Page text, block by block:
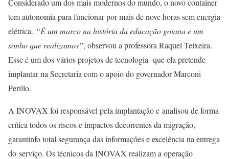
Considerado um dos mais modernos do mundo, o novo container
tem autonomia para funcionar por mais de nove horas sem energia
elétrica. “É um marco na história da educação goiana e um
sonho que realizamos”, observou a professora Raquel Teixeira.
Esse é um dos vários projetos de tecnologia que ela pretende
implantar na Secretaria com o apoio do governador Marconi
Perillo.
A INOVAX foi responsável pela implantação e analisou de forma
crítica todos os riscos e impactos decorrentes da migração,
garantinfo total segurança das informações e excelência na entrega
do serviço. Os técnicos da INOVAX realizam a operação